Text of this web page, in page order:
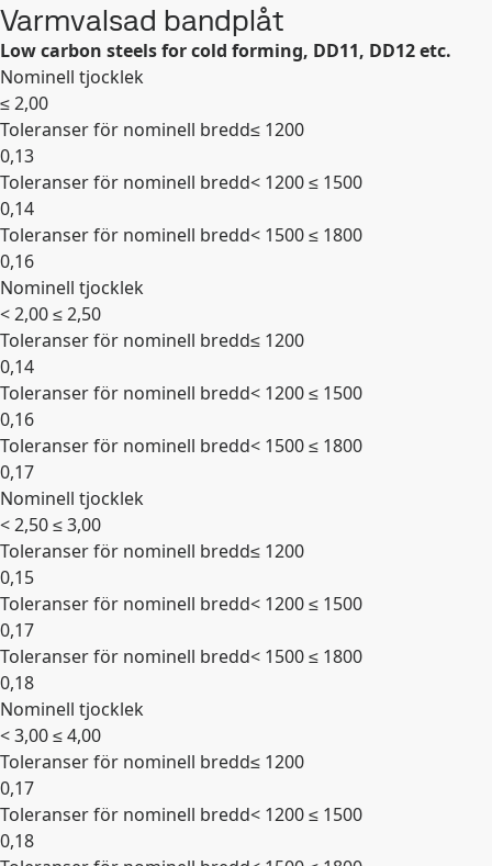
Varmvalsad bandplåt
Low carbon steels for cold forming, DD11, DD12 etc.
Nominell tjocklek
≤ 2,00
Toleranser för nominell bredd≤ 1200
0,13
Toleranser för nominell bredd< 1200 ≤ 1500
0,14
Toleranser för nominell bredd< 1500 ≤ 1800
0,16
Expandera
Nominell tjocklek
< 2,00 ≤ 2,50
Toleranser för nominell bredd≤ 1200
0,14
Toleranser för nominell bredd< 1200 ≤ 1500
0,16
Toleranser för nominell bredd< 1500 ≤ 1800
0,17
Expandera
Nominell tjocklek
< 2,50 ≤ 3,00
Toleranser för nominell bredd≤ 1200
0,15
Toleranser för nominell bredd< 1200 ≤ 1500
0,17
Toleranser för nominell bredd< 1500 ≤ 1800
0,18
Expandera
Nominell tjocklek
< 3,00 ≤ 4,00
Toleranser för nominell bredd≤ 1200
0,17
Toleranser för nominell bredd< 1200 ≤ 1500
0,18